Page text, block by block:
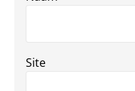
Site